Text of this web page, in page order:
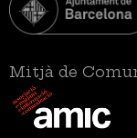
Mitjà de